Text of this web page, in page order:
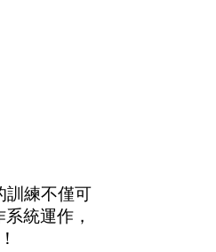
訓練不僅可
統運作，